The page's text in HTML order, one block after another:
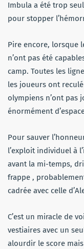
Imbula a été trop
pour stopper
Pire encore, lorsque
n’ont pas été
camp. Toutes les
les joueurs ont
olympiens n’ont pas
énormément
Pour sauver
l’exploit individuel à
avant la mi-temps,
frappe ,
cadrée avec celle
C’est un miracle de
vestiaires avec un
alourdir le score